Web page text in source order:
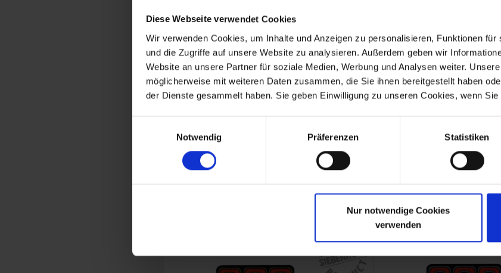
Diese Webseite verwendet Cookies
Wir verwenden Cookies, um Inhalte und Anzeigen zu personalisieren, Funktionen
und die Zugriffe auf unsere Website zu analysieren. Außerdem geben wir
Website an unsere Partner für soziale Medien, Werbung und Analysen weiter.
möglicherweise mit weiteren Daten zusammen, die Sie ihnen bereitgestellt haben
der Dienste gesammelt haben. Sie geben Einwilligung zu unseren Cookies, wenn
Notwendig
Präferenzen Statistiken
Nur notwendige Cookies
verwenden
Sticker 600cc battery cover
BMW R 60/5, R 60/6, R 60/7
Sticker 750cc
BMW R 75/5, R 75/
€11.80